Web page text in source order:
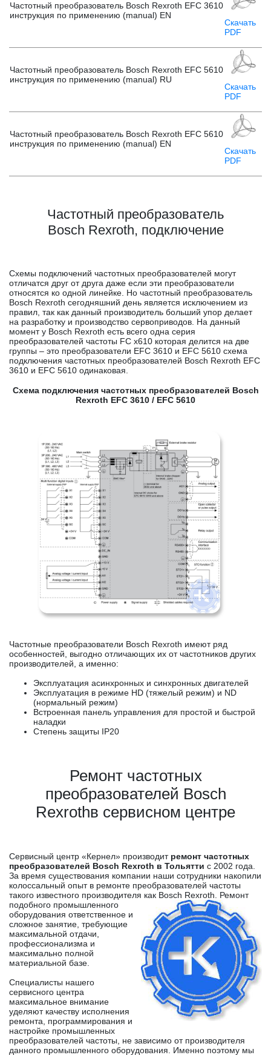
Частотный преобразователь Bosch Rexroth EFC 3610
инструкция по применению (manual) EN
Скачать
PDF
Частотный преобразователь Bosch Rexroth EFC 5610
инструкция по применению (manual) RU
Скачать
PDF
Частотный преобразователь Bosch Rexroth EFC 5610
инструкция по применению (manual) EN
Скачать
PDF
Частотный преобразователь
Bosch Rexroth, подключение
Схемы подключений частотных преобразователей могут
отличатся друг от друга даже если эти преобразователи
относятся ко одной линейке. Но частотный преобразователь
Bosch Rexroth сегодняшний день является исключением из
правил, так как данный производитель больший упор делает
на разработку и производство сервоприводов. На данный
момент у Bosch Rexroth есть всего одна серия
преобразователей частоты FC x610 которая делится на две
группы – это преобразователи EFC 3610 и EFС 5610 схема
подключения частотных преобразователей Bosch Rexroth EFC
3610 и EFС 5610 одинаковая.
Схема подключения частотных преобразователей Bosch
Rexroth EFC 3610 / EFС 5610
Частотные преобразователи Bosch Rexroth имеют ряд
особенностей, выгодно отличающих их от частотников других
производителей, а именно:
Эксплуатация асинхронных и синхронных двигателей
Эксплуатация в режиме HD (тяжелый режим) и ND
(нормальный режим)
Встроенная панель управления для простой и быстрой
наладки
Степень защиты IP20
Ремонт частотных
преобразователей Bosch
Rexrothв сервисном центре
Сервисный центр «Кернел» производит ремонт частотных
преобразователей Bosch Rexroth в Тольятти с 2002 года.
За время существования компании наши сотрудники накопили
колоссальный опыт в ремонте преобразователей частоты
такого известного производителя как Bosch Rexroth. Ремонт
подобного промышленного
оборудования ответственное и
сложное занятие, требующие
максимальной отдачи,
профессионализма и
максимально полной
материальной базе.
Специалисты нашего
сервисного центра
максимальное внимание
уделяют качеству исполнения
ремонта, программирования и
настройке промышленных
преобразователей частоты, не зависимо от производителя
данного промышленного оборудования. Именно поэтому мы